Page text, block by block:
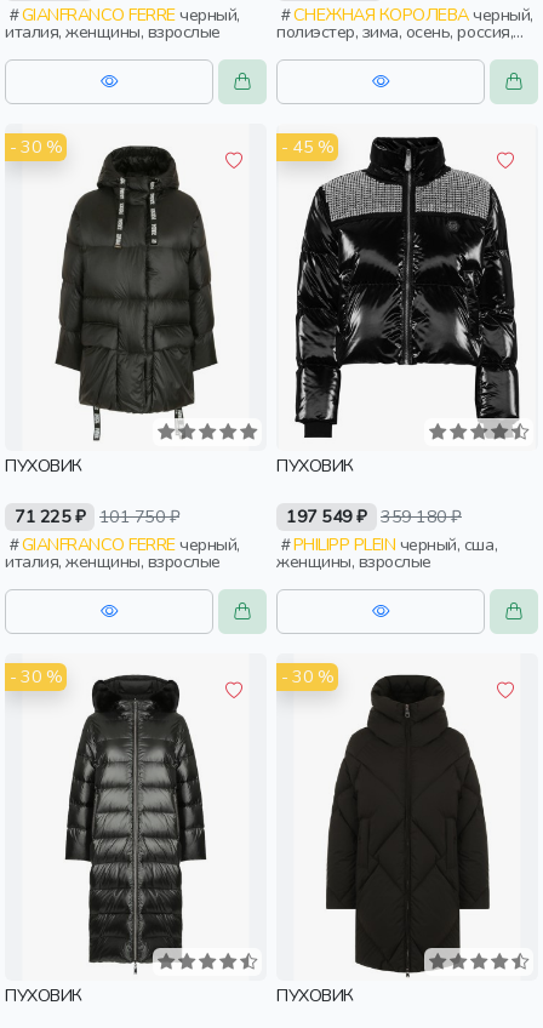
GIANFRANCO FERREчерный,
италия, женщины, взрослые
СНЕЖНАЯ КОРОЛЕВАчерный,
полиэстер, зима, осень, россия,
удлиненные, капюшон, застежка,
утепленные, приталенные,
кнопки, прорези, карман, кулиска,
пояс, женщины, взрослые
- 30 %
ПУХОВИК
71 225 ₽ 101 750 ₽
GIANFRANCO FERREчерный,
италия, женщины, взрослые
- 45 %
ПУХОВИК
197 549 ₽ 359 180 ₽
PHILIPP PLEIN
женщины, взрослые
- 30 %
ПУХОВИК
- 30 %
ПУХОВИК